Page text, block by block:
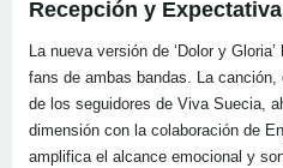
Recepción y
La nueva versión de ‘Dolor y
fans de ambas bandas. La
de los seguidores de Viva Suecia,
dimensión con la colaboración de
amplifica el alcance emocional y